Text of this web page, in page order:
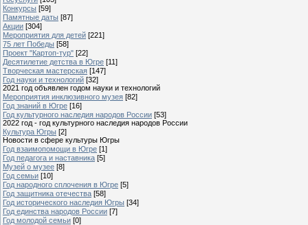
Конкурсы [59]
Памятные даты [87]
Акции [304]
Мероприятия для детей [221]
75 лет Победы [58]
Проект "Картоп-тур" [22]
Десятилетие детства в Югре [11]
Творческая мастерская [147]
Год науки и технологий [32]
2021 год объявлен годом науки и технологий
Мероприятия инклюзивного музея [82]
Год знаний в Югре [16]
Год культурного наследия народов России [53]
2022 год - год культурного наследия народов России
Культура Югры [2]
Новости в сфере культуры Югры
Год взаимопомощи в Югре [1]
Год педагога и наставника [5]
Музей о музее [8]
Год семьи [10]
Год народного сплочения в Югре [5]
Год защитника отечества [58]
Год исторического наследия Югры [34]
Год единства народов России [7]
Год молодой семьи [0]